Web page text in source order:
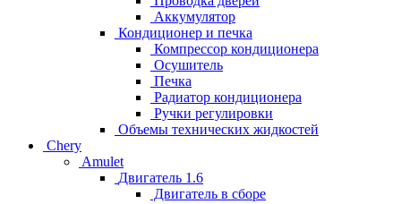
Аккумулятор
Кондиционер и печка
Компрессор кондиционера
Осушитель
Печка
Радиатор кондиционера
Ручки регулировки
Объемы технических жидкостей
Chery
Amulet
Двигатель 1.6
Двигатель в сборе